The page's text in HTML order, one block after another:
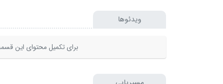
ویدئوها
برای تکمیل محتوای این